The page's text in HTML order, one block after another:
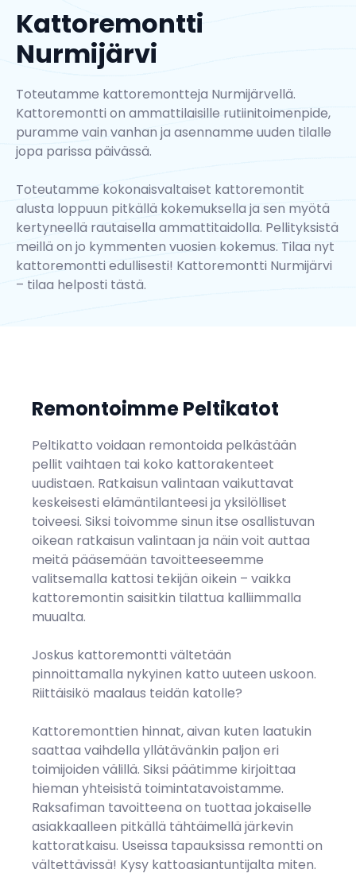
Kattoremontti
Nurmijärvi
Toteutamme kattoremontteja Nurmijärvellä.
Kattoremontti on ammattilaisille rutiinitoimenpide,
puramme vain vanhan ja asennamme uuden tilalle
jopa parissa päivässä.
Toteutamme kokonaisvaltaiset kattoremontit
alusta loppuun pitkällä kokemuksella ja sen myötä
kertyneellä rautaisella ammattitaidolla. Pellityksistä
meillä on jo kymmenten vuosien kokemus. Tilaa nyt
kattoremontti edullisesti! Kattoremontti Nurmijärvi
– tilaa helposti tästä.
Remontoimme Peltikatot
Peltikatto voidaan remontoida pelkästään
pellit vaihtaen tai koko kattorakenteet
uudistaen. Ratkaisun valintaan vaikuttavat
keskeisesti elämäntilanteesi ja yksilölliset
toiveesi. Siksi toivomme sinun itse osallistuvan
oikean ratkaisun valintaan ja näin voit auttaa
meitä pääsemään tavoitteeseemme
valitsemalla kattosi tekijän oikein – vaikka
kattoremontin saisitkin tilattua kalliimmalla
muualta.
Joskus kattoremontti vältetään
pinnoittamalla nykyinen katto uuteen uskoon.
Riittäisikö maalaus teidän katolle?
Kattoremonttien hinnat, aivan kuten laatukin
saattaa vaihdella yllätävänkin paljon eri
toimijoiden välillä. Siksi päätimme kirjoittaa
hieman yhteisistä toimintatavoistamme.
Raksafiman tavoitteena on tuottaa jokaiselle
asiakkaalleen pitkällä tähtäimellä järkevin
kattoratkaisu. Useissa tapauksissa remontti on
vältettävissä! Kysy kattoasiantuntijalta miten.